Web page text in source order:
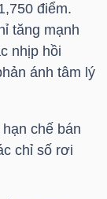
điểm.
tăng mạnh
nhịp hồi
ánh tâm lý
chế bán
chỉ số rơi